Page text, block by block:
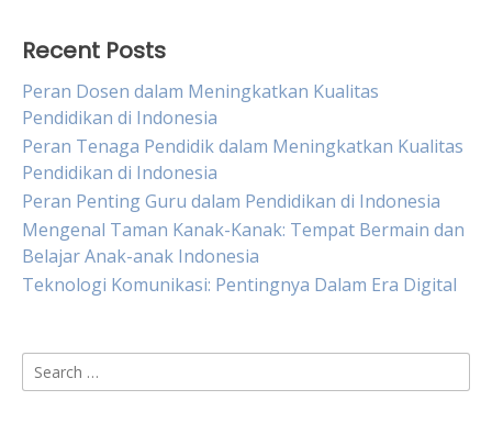
Recent Posts
Peran Dosen dalam Meningkatkan Kualitas
Pendidikan di Indonesia
Peran Tenaga Pendidik dalam Meningkatkan Kualitas
Pendidikan di Indonesia
Peran Penting Guru dalam Pendidikan di Indonesia
Mengenal Taman Kanak-Kanak: Tempat Bermain dan
Belajar Anak-anak Indonesia
Teknologi Komunikasi: Pentingnya Dalam Era Digital
Search
for: